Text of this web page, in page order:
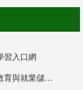
習入口網
青年教育與就業儲蓄帳戶